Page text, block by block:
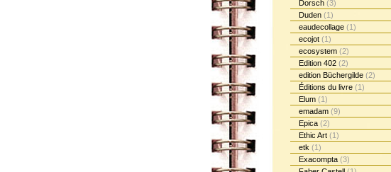
Dorsch (3)
Duden (1)
eaudecollage (1)
ecojot (1)
ecosystem (2)
Edition 402 (2)
edition Büchergilde (2)
Éditions du livre (1)
Elum (1)
emadam (9)
Epica (2)
Ethic Art (1)
etk (1)
Exacompta (3)